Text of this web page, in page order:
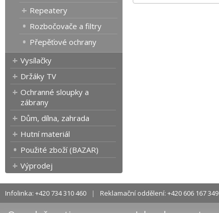
Repeatery
Rozbočovače a filtry
Přepěťové ochrany
Vysílačky
Držáky TV
Ochranné sloupky a
zábrany
Dům, dílna, zahrada
Hutní materiál
Použité zboží (BAZAR)
Výprodej
Infolinka: +420 734 310 460 Reklamační oddělení: +420 606 167 349